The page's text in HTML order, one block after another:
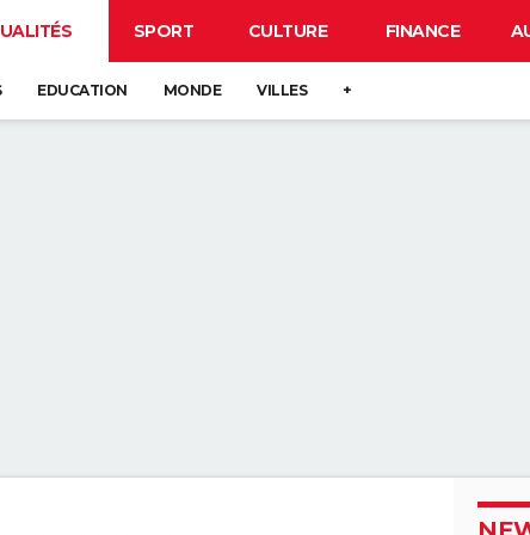
SPORT CULTURE FINANCE
EDUCATION MONDE VILLES +